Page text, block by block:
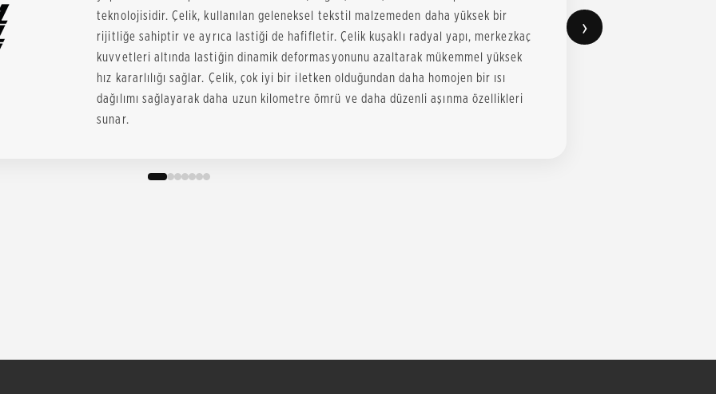
teknolojisidir. Çelik, kullanılan geleneksel tekstil malzemeden daha yüksek bir
rijitliğe sahiptir ve ayrıca lastiği de hafifletir. Çelik kuşaklı radyal yapı, merkezkaç
kuvvetleri altında lastiğin dinamik deformasyonunu azaltarak mükemmel yüksek
hız kararlılığı sağlar. Çelik, çok iyi bir iletken olduğundan daha homojen bir ısı
dağılımı sağlayarak daha uzun kilometre ömrü ve daha düzenli aşınma özellikleri
sunar.
›